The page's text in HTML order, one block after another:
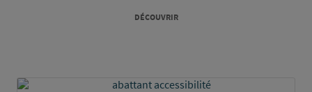
DÉCOUVRIR